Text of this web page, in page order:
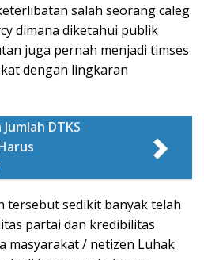
salah seorang caleg
dimana diketahui publik
juga pernah menjadi timses
dengan lingkaran
DTKS
tersebut sedikit banyak telah
partai dan kredibilitas
masyarakat / netizen Luhak